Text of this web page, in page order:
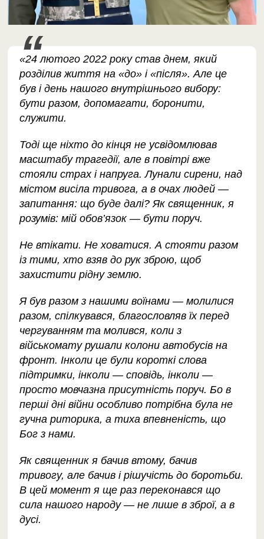
«24 лютого 2022 року став днем, який
розділив життя на «до» і «після». Але це
був і день нашого внутрішнього вибору:
бути разом, допомагати, боронити,
служити.
Тоді ще ніхто до кінця не усвідомлював
масштабу трагедії, але в повітрі вже
стояли страх і напруга. Лунали сирени, над
містом висіла тривога, а в очах людей —
запитання: що буде далі? Як священник, я
розумів: мій обов’язок — бути поруч.
Не втікати. Не ховатися. А стояти разом
із тими, хто взяв до рук зброю, щоб
захистити рідну землю.
Я був разом з нашими воїнами — молилися
разом, спілкувався, благословляв їх перед
чергуванням та молився, коли з
військомату рушали колони автобусів на
фронт. Інколи це були короткі слова
підтримки, інколи — сповідь, інколи —
просто мовчазна присутність поруч. Бо в
перші дні війни особливо потрібна була не
гучна риторика, а тиха впевненість, що
Бог з нами.
Як священник я бачив втому, бачив
тривогу, але бачив і рішучість до боротьби.
В цей момент я ще раз переконався що
сила нашого народу — не лише в зброї, а в
дусі.